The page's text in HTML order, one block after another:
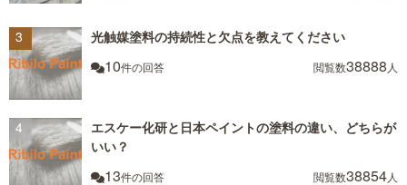
光触媒塗料の持続性と欠点を教えてください
10件の回答 閲覧数38888 人
エスケー化研と日本ペイントの塗料の違い、どちらが
いい？
13件の回答 閲覧数38854人